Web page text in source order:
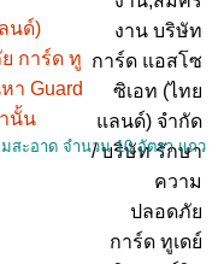
นด์)
การ์ด ทู
า Guard
นั้น
ะอาด จำนวน 10 อัตรา แถว